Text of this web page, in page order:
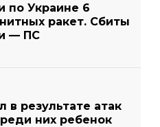
по Украине 6
ракет. Сбиты
— ПС
в результате атак
них ребенок